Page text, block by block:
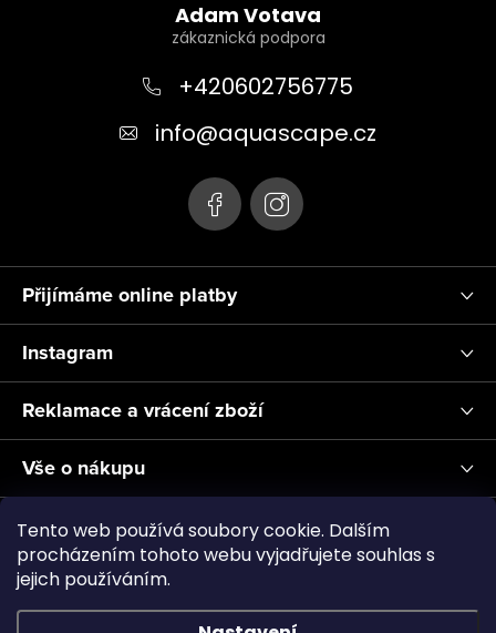
Tento web používá soubory cookie. Dalším
procházením tohoto webu vyjadřujete souhlas s
jejich používáním.
Přijímáme online platby
Adam Votava
+420602756775
info@aquascape.cz
Instagram
Reklamace a vrácení zboží
Vše o nákupu
Informace pro Vás
Realizace a servis akvárií ↗